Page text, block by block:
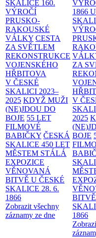
SKALICE 160.
VÝROČÍ
PRUSKO-
RAKOUSKÉ
VÁLKY CESTA
ZA SVĚTLEM
REKONSTRUKCE
VOJENSKÉHO
HŘBITOVA
V ČESKÉ
SKALICI 2023–
2025 KDYŽ MUŽI
(NE)JDOU DO
BOJE 55 LET
FILMOVÉ
BABIČKY ČESKÁ
SKALICE 450 LET
MĚSTEM STÁLÁ
EXPOZICE
VĚNOVANÁ
BITVĚ U ČESKÉ
SKALICE 28. 6.
1866
Zobrazit všechny
záznamy ze dne
1866
ZA
V
2025
BOJE
1866